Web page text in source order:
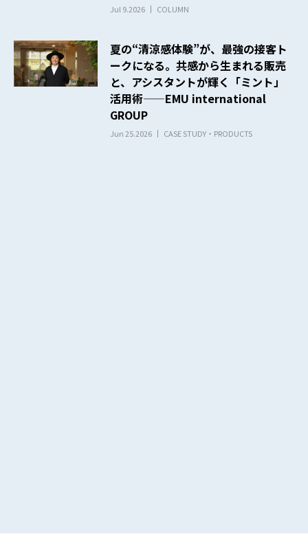
Jul 9.2026 COLUMN
夏の“清涼感体験”が、最強の接客ト
ークになる。共感から生まれる販売
と、アシスタントが輝く「ミント」
活用術——EMU international
GROUP
Jun 25.2026 CASE STUDY・PRODUCTS